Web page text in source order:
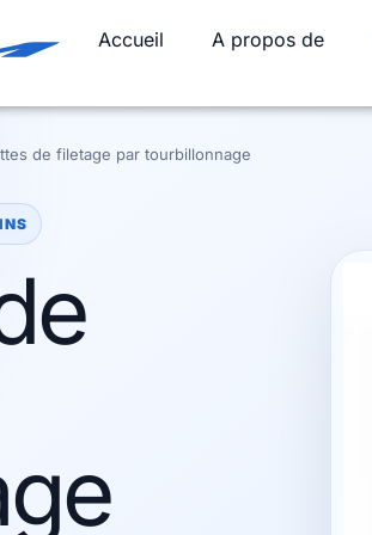
Accueil A propos de
de filetage par tourbillonnage